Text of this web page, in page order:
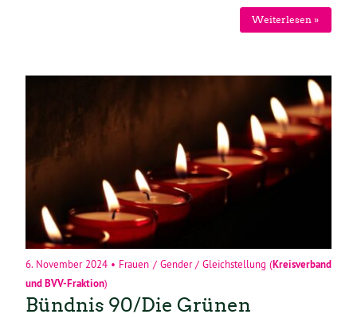
Weiterlesen »
6. November 2024 • Frauen / Gender / Gleichstellung (Kreisverband
undBVV-Fraktion)
Bündnis 90/Die Grünen